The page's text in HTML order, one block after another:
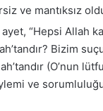
ve mantıksız
“Hepsi Allah
Bizim
(O’nun
ve